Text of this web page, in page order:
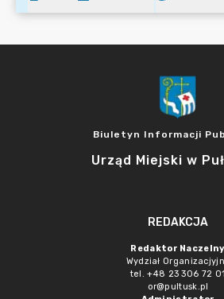
Biuletyn Informacji
Urząd Miejski w
REDAKCJA
Redaktor Naczelny
Wydział
tel. +48 23 306 72 01
or@pultusk.pl